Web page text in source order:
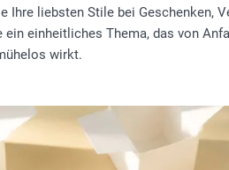
Ihre liebsten Stile bei Geschenken,
einheitliches Thema, das von
wirkt.